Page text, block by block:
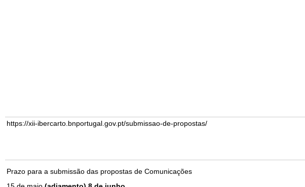
https://xii-ibercarto.bnportugal.gov.pt/submissao-de-propostas/
Prazo para a submissão das propostas de Comunicações